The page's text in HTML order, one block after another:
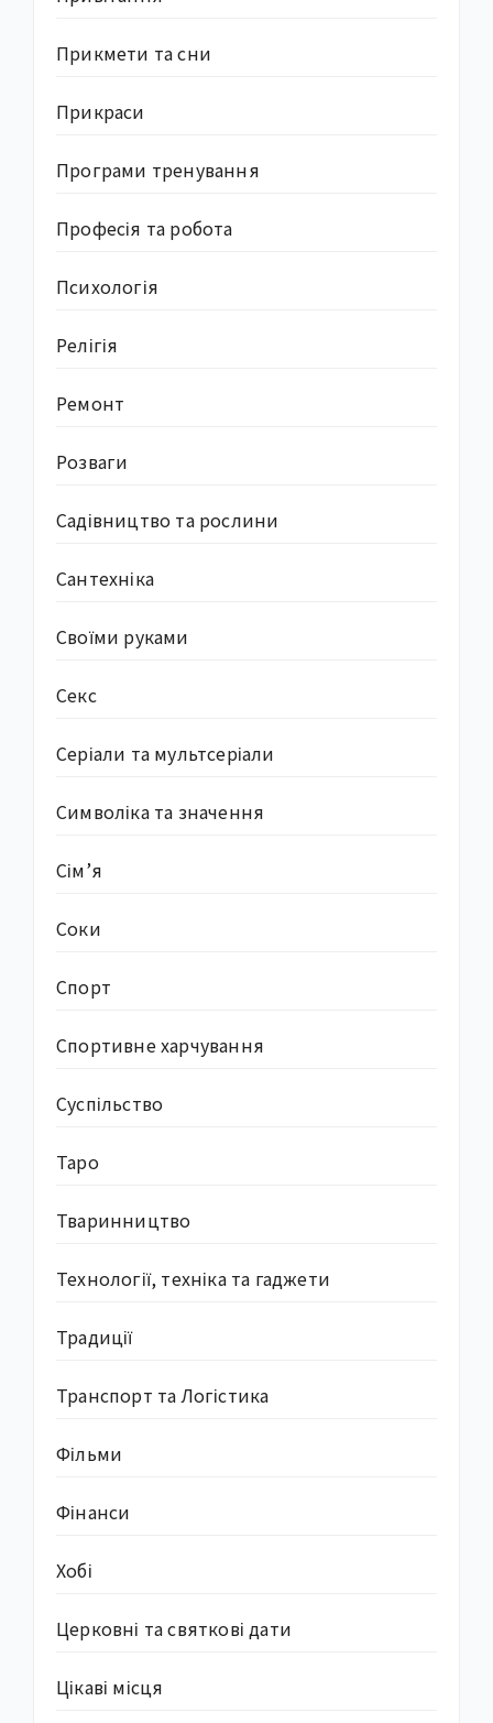
Прикмети та сни
Прикраси
Програми тренування
Професія та робота
Психологія
Релігія
Ремонт
Розваги
Садівництво та рослини
Сантехніка
Своїми руками
Секс
Серіали та мультсеріали
Символіка та значення
Сім’я
Соки
Спорт
Спортивне харчування
Суcпільство
Таро
Тваринництво
Технології, техніка та гаджети
Традиції
Транспорт та Логістика
Фільми
Фінанси
Хобі
Церковні та святкові дати
Цікаві місця